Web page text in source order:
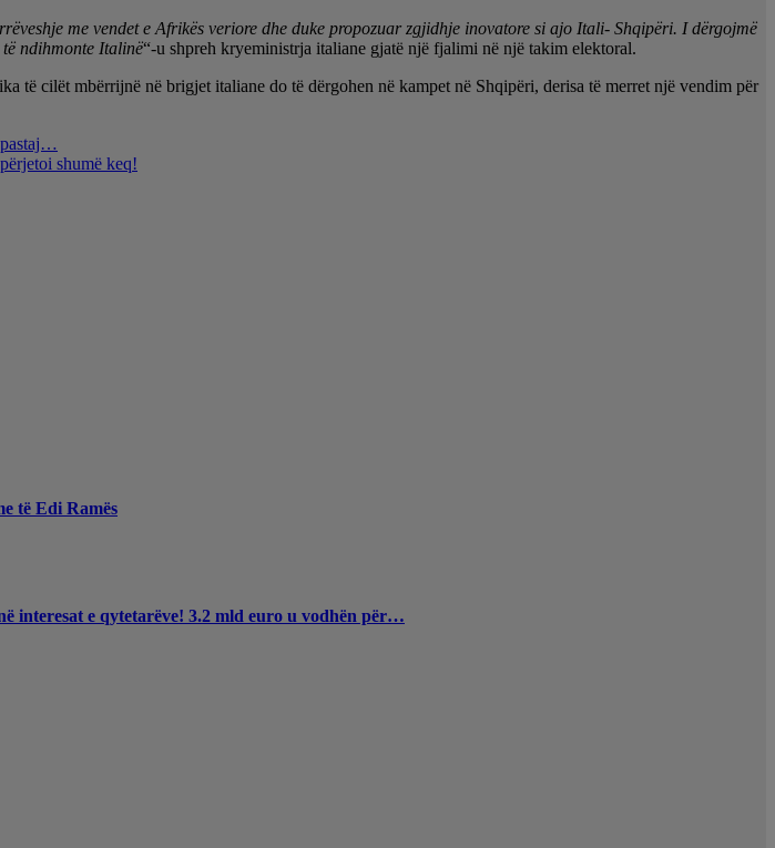
me vendet e Afrikës veriore dhe duke propozuar zgjidhje inovatore si ajo Itali- Shqipëri. I dërgojmë
ndihmonte Italinë“-u shpreh kryeministrja italiane gjatë një fjalimi në një takim elektoral.
të cilët mbërrijnë në brigjet italiane do të dërgohen në kampet në Shqipëri, derisa të merret një vendim për
pastaj…
shumë keq!
të Edi Ramës
interesat e qytetarëve! 3.2 mld euro u vodhën për…